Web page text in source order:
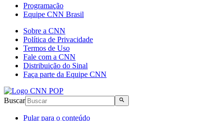
Programação
Equipe CNN Brasil
Sobre a CNN
Política de Privacidade
Termos de Uso
Fale com a CNN
Distribuição do Sinal
Faça parte da Equipe CNN
Buscar
Pular para o conteúdo